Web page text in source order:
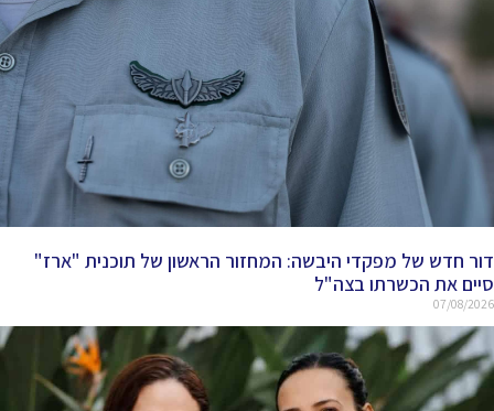
דור חדש של מפקדי היבשה: המחזור הראשון של תוכנית "ארז"
סיים את הכשרתו בצה"ל
07/08/2026